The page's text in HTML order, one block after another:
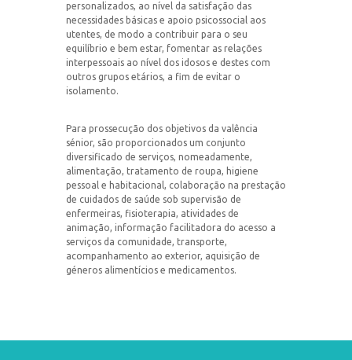
personalizados, ao nível da satisfação das
necessidades básicas e apoio psicossocial aos
utentes, de modo a contribuir para o seu
equilíbrio e bem estar, fomentar as relações
interpessoais ao nível dos idosos e destes com
outros grupos etários, a fim de evitar o
isolamento.
Para prossecução dos objetivos da valência
sénior, são proporcionados um conjunto
diversificado de serviços, nomeadamente,
alimentação, tratamento de roupa, higiene
pessoal e habitacional, colaboração na prestação
de cuidados de saúde sob supervisão de
enfermeiras, fisioterapia, atividades de
animação, informação facilitadora do acesso a
serviços da comunidade, transporte,
acompanhamento ao exterior, aquisição de
géneros alimentícios e medicamentos.